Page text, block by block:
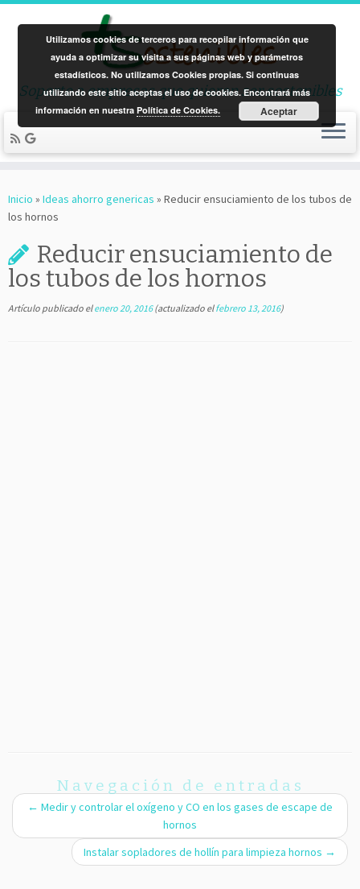
contenido
Soporte a empresas que quieren ser sostenibles
Inicio » Ideas ahorro genericas » Reducir ensuciamiento de los tubos de
los hornos
Reducir ensuciamiento de
los tubos de los hornos
Artículo publicado elenero 20, 2016(actualizado elfebrero 13, 2016)
Navegación de entradas
← Medir y controlar el oxígeno y CO en los gases de escape de
hornos
Instalar sopladores de hollín para limpieza hornos →
Utilizamos cookies de terceros para recopilar información que
ayuda a optimizar su visita a sus páginas web y parámetros
estadísticos. No utilizamos Cookies propias. Si continuas
utilizando este sitio aceptas el uso de cookies. Encontrará más
información en nuestra Política de Cookies. Aceptar